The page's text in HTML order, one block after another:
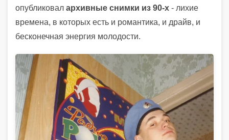
опубликовал архивные снимки из 90-х - лихие
времена, в которых есть и романтика, и драйв, и
бесконечная энергия молодости.